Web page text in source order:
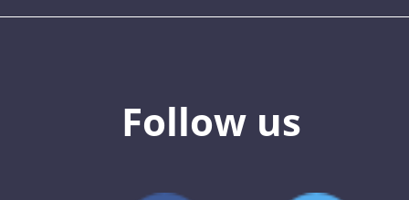
Follow us